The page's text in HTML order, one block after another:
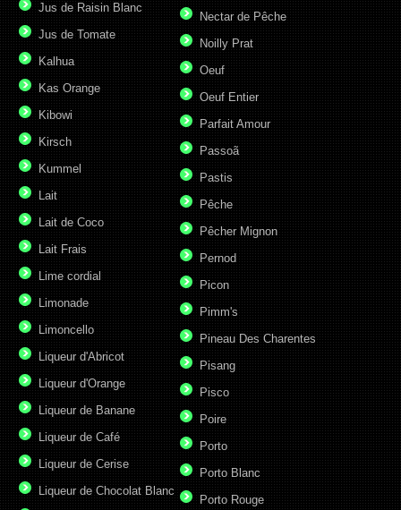
Jus de Raisin Blanc
Jus de Tomate
Kalhua
Kas Orange
Kibowi
Kirsch
Kummel
Lait
Lait de Coco
Lait Frais
Lime cordial
Limonade
Limoncello
Liqueur d'Abricot
Liqueur d'Orange
Liqueur de Banane
Liqueur de Café
Liqueur de Cerise
Liqueur de Chocolat Blanc
Nectar de Pêche
Noilly Prat
Oeuf
Oeuf Entier
Parfait Amour
Passoã
Pastis
Pêche
Pêcher Mignon
Pernod
Picon
Pimm's
Pineau Des Charentes
Pisang
Pisco
Poire
Porto
Porto Blanc
Porto Rouge